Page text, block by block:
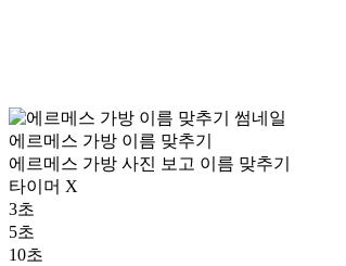
에르메스 가방 이름 맞추기
에르메스 가방 사진 보고 이름 맞추기
타이머 X
3초
5초
10초